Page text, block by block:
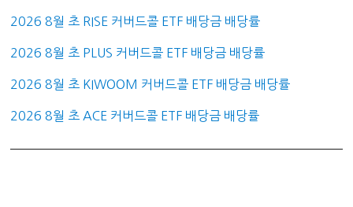
2026 8월 초 RISE 커버드콜 ETF 배당금 배당률
2026 8월 초 PLUS 커버드콜 ETF 배당금 배당률
2026 8월 초 KIWOOM 커버드콜 ETF 배당금 배당률
2026 8월 초 ACE 커버드콜 ETF 배당금 배당률